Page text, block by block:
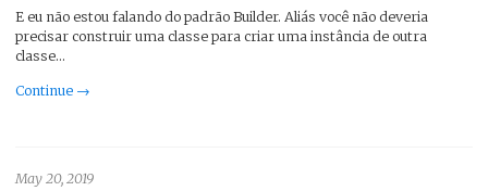
E eu não estou falando do padrão Builder. Aliás você não deveria
precisar construir uma classe para criar uma instância de outra
classe…
Continue →
May 20, 2019